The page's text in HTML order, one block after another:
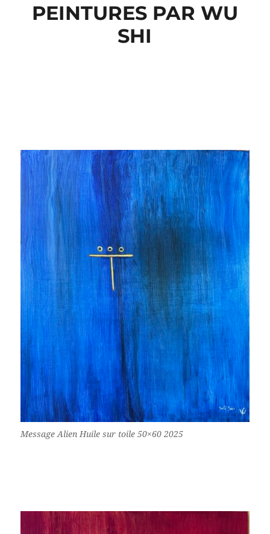
PEINTURES PAR WU
SHI
Message Alien Huile sur toile 50×60 2025